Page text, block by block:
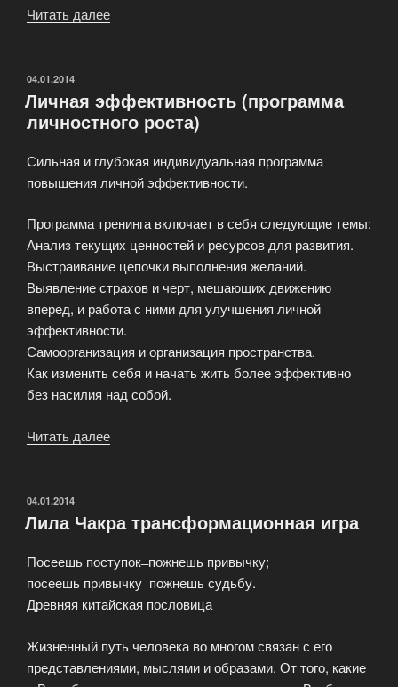
Читать далее
жизни»»
ОПУБЛИКОВАНО
04.01.2014
Личная эффективность (программа
личностного роста)
Сильная и глубокая индивидуальная программа
повышения личной эффективности.
Программа тренинга включает в себя следующие темы:
Анализ текущих ценностей и ресурсов для развития.
Выстраивание цепочки выполнения желаний.
Выявление страхов и черт, мешающих движению
вперед, и работа с ними для улучшения личной
эффективности.
Самоорганизация и организация пространства.
Как изменить себя и начать жить более эффективно
без насилия над собой.
Читать далее
роста)»
ОПУБЛИКОВАНО
04.01.2014
Лила Чакра трансформационная игра
Посеешь поступок ̶ пожнешь привычку;
посеешь привычку ̶ пожнешь судьбу.
Древняя китайская пословица
Жизненный путь человека во многом связан с его
представлениями, мыслями и образами. От того, какие